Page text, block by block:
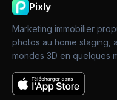
Pixly
Marketing immobilier
photos au home staging,
mondes 3D en quelques